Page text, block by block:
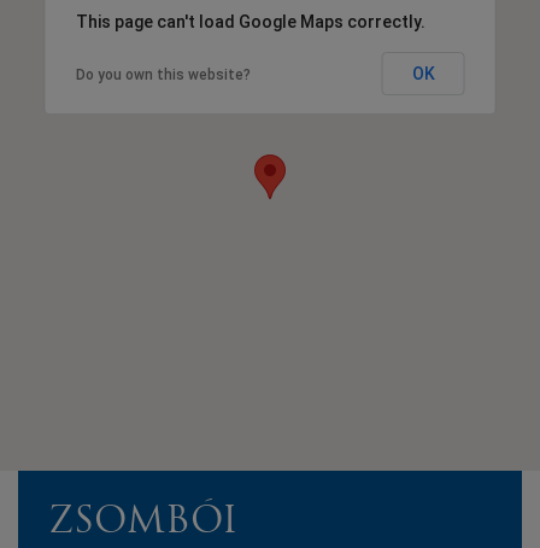
This page can't load Google Maps correctly.
Do you own this website? OK
ZSOMBÓI